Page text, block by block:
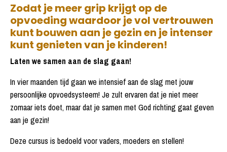
Zodat je meer grip krijgt op de
opvoeding waardoor je vol vertrouwen
kunt bouwen aan je gezin en je intenser
kunt genieten van je kinderen!
Laten we samen aan de slag gaan!
In vier maanden tijd gaan we intensief aan de slag met jouw
persoonlijke opvoedsysteem! Je zult ervaren dat je niet meer
zomaar iets doet, maar dat je samen met God richting gaat geven
aan je gezin!
Deze cursus is bedoeld voor vaders, moeders en stellen!